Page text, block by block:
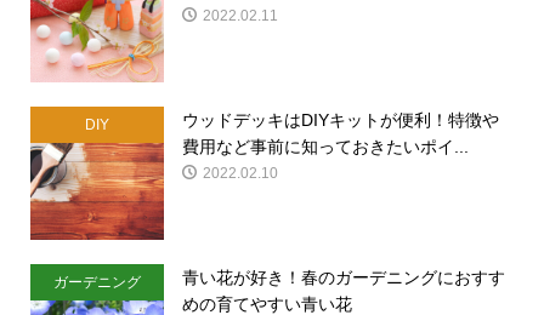
2022.02.11
DIY
ウッドデッキはDIYキットが便利！特徴や
費用など事前に知っておきたいポイ...
2022.02.10
ガーデニング
青い花が好き！春のガーデニングにおすす
めの育てやすい青い花